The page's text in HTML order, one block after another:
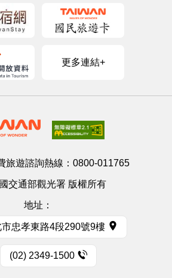
更多連結+
旅遊諮詢熱線： 0800-011765
交通部觀光署 版權所有
地址：
忠孝東路4段290號9樓
(02) 2349-1500